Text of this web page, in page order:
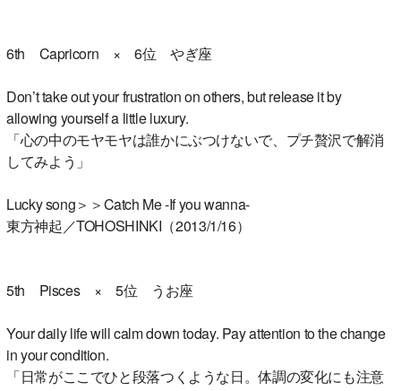
6th Capricorn × 6位 やぎ座
Don’t take out your frustration on others, but release it by
allowing yourself a little luxury.
「心の中のモヤモヤは誰かにぶつけないで、プチ贅沢で解消
してみよう」
Lucky song＞＞Catch Me -If you wanna-
東方神起／TOHOSHINKI（2013/1/16）
5th Pisces × 5位 うお座
Your daily life will calm down today. Pay attention to the change
in your condition.
「日常がここでひと段落つくような日。体調の変化にも注意